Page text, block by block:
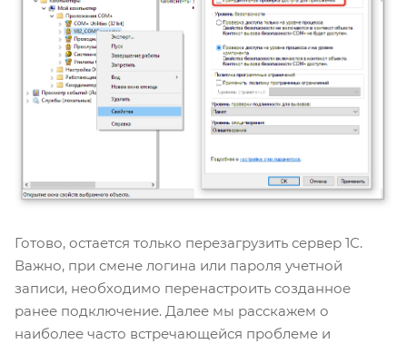
Готово, остается только перезагрузить сервер 1С.
Важно, при смене логина или пароля учетной
записи, необходимо перенастроить созданное
ранее подключение. Далее мы расскажем о
наиболее часто встречающейся проблеме и